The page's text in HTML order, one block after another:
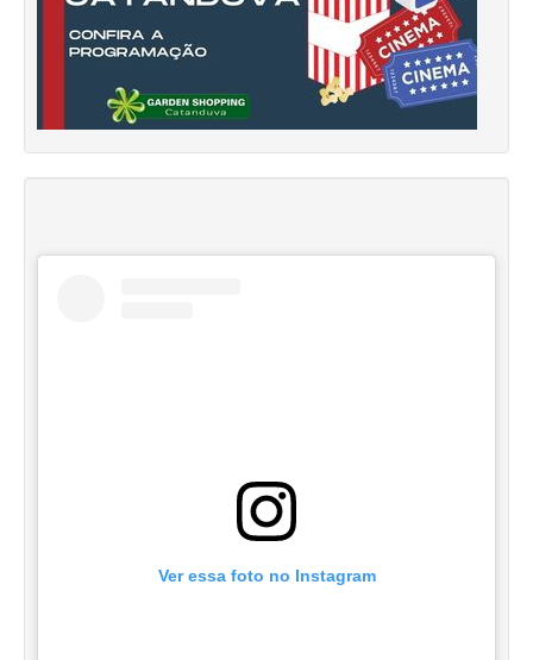
Ver essa foto no Instagram